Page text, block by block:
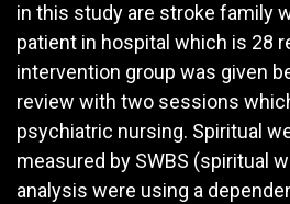
in this study are stroke family
patient in hospital which is 28
intervention group was given
review with two sessions
psychiatric nursing. Spiritual
measured by SWBS (spiritual
analysis were using a